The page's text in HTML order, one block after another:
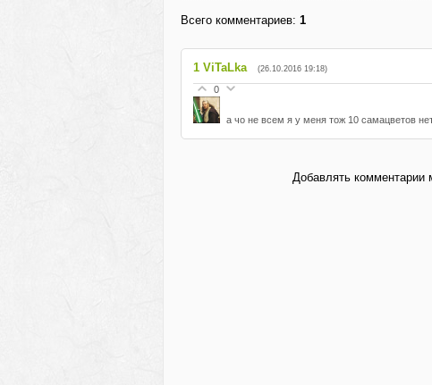
Всего комментариев: 1
1 ViTaLka (26.10.2016 19:18)
0
а чо не всем я у меня тож 10 самацветов
Добавлять комментарии